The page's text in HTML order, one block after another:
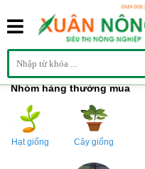
Nhóm hàng thường mua
Hạt giống Cây giống